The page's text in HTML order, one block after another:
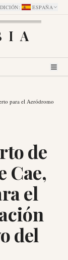
: ESPAÑA
para el Aeródromo
de
Cae,
el
del